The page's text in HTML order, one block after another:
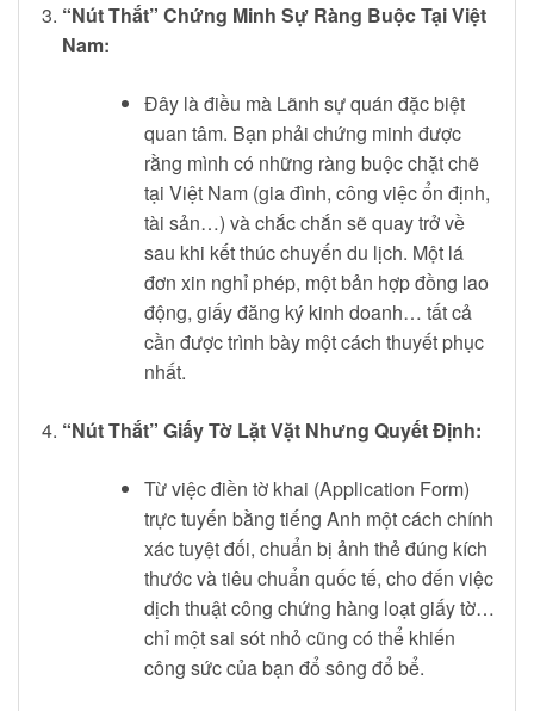
“Nút Thắt” Chứng Minh Sự Ràng Buộc Tại Việt
Nam:
Đây là điều mà Lãnh sự quán đặc biệt
quan tâm. Bạn phải chứng minh được
rằng mình có những ràng buộc chặt chẽ
tại Việt Nam (gia đình, công việc ổn định,
tài sản…) và chắc chắn sẽ quay trở về
sau khi kết thúc chuyến du lịch. Một lá
đơn xin nghỉ phép, một bản hợp đồng lao
động, giấy đăng ký kinh doanh… tất cả
cần được trình bày một cách thuyết phục
nhất.
“Nút Thắt” Giấy Tờ Lặt Vặt Nhưng Quyết Định:
Từ việc điền tờ khai (Application Form)
trực tuyến bằng tiếng Anh một cách chính
xác tuyệt đối, chuẩn bị ảnh thẻ đúng kích
thước và tiêu chuẩn quốc tế, cho đến việc
dịch thuật công chứng hàng loạt giấy tờ…
chỉ một sai sót nhỏ cũng có thể khiến
công sức của bạn đổ sông đổ bể.